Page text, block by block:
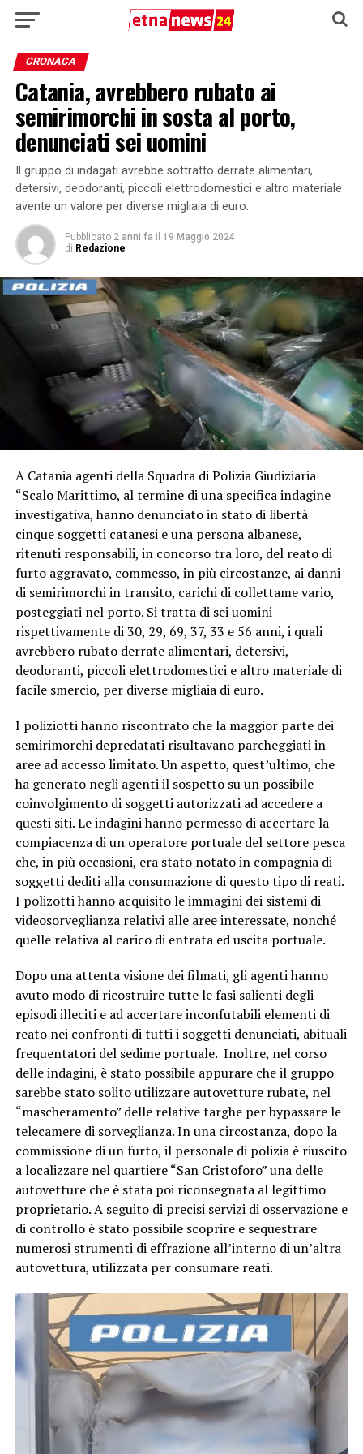
CRONACA
Catania, avrebbero rubato ai
semirimorchi in sosta al porto,
denunciati sei uomini
Il gruppo di indagati avrebbe sottratto derrate alimentari,
detersivi, deodoranti, piccoli elettrodomestici e altro materiale
avente un valore per diverse migliaia di euro.
Pubblicato 2 anni fa il 19 Maggio 2024
di Redazione
A Catania agenti della Squadra di Polizia Giudiziaria
“Scalo Marittimo, al termine di una specifica indagine
investigativa, hanno denunciato in stato di libertà
cinque soggetti catanesi e una persona albanese,
ritenuti responsabili, in concorso tra loro, del reato di
furto aggravato, commesso, in più circostanze, ai danni
di semirimorchi in transito, carichi di collettame vario,
posteggiati nel porto. Si tratta di sei uomini
rispettivamente di 30, 29, 69, 37, 33 e 56 anni, i quali
avrebbero rubato derrate alimentari, detersivi,
deodoranti, piccoli elettrodomestici e altro materiale di
facile smercio, per diverse migliaia di euro.
I poliziotti hanno riscontrato che la maggior parte dei
semirimorchi depredatati risultavano parcheggiati in
aree ad accesso limitato. Un aspetto, quest’ultimo, che
ha generato negli agenti il sospetto su un possibile
coinvolgimento di soggetti autorizzati ad accedere a
questi siti. Le indagini hanno permesso di accertare la
compiacenza di un operatore portuale del settore pesca
che, in più occasioni, era stato notato in compagnia di
soggetti dediti alla consumazione di questo tipo di reati.
I polizotti hanno acquisito le immagini dei sistemi di
videosorveglianza relativi alle aree interessate, nonché
quelle relativa al carico di entrata ed uscita portuale.
Dopo una attenta visione dei filmati, gli agenti hanno
avuto modo di ricostruire tutte le fasi salienti degli
episodi illeciti e ad accertare inconfutabili elementi di
reato nei confronti di tutti i soggetti denunciati, abituali
frequentatori del sedime portuale. Inoltre, nel corso
delle indagini, è stato possibile appurare che il gruppo
sarebbe stato solito utilizzare autovetture rubate, nel
“mascheramento” delle relative targhe per bypassare le
telecamere di sorveglianza. In una circostanza, dopo la
commissione di un furto, il personale di polizia è riuscito
a localizzare nel quartiere “San Cristoforo” una delle
autovetture che è stata poi riconsegnata al legittimo
proprietario. A seguito di precisi servizi di osservazione e
di controllo è stato possibile scoprire e sequestrare
numerosi strumenti di effrazione all’interno di un’altra
autovettura, utilizzata per consumare reati.